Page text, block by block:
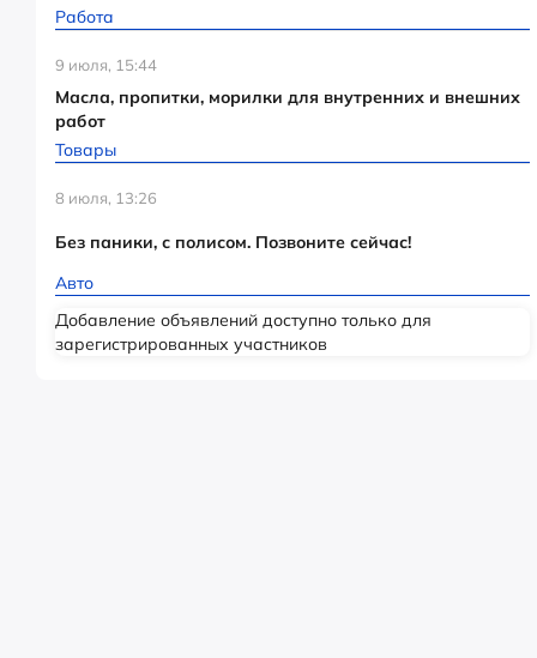
Работа
9 июля, 15:44
Масла, пропитки, морилки для внутренних и внешних
работ
Товары
8 июля, 13:26
Без паники, с полисом. Позвоните сейчас!
Авто
Добавление объявлений доступно только для
зарегистрированных участников